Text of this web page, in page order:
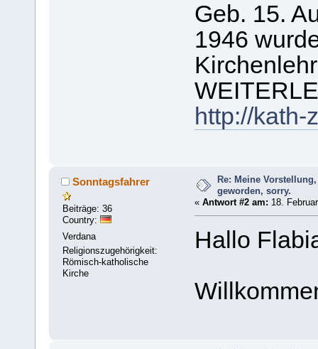
Geb. 15.
1946
http://kath-
Sonntagsfahrer
Beiträge: 36
Country:
Verdana
Religionszugehörigkeit:
Römisch-katholische
Kirche
Re: Meine
geworden, sorry.
« Antwort #2 am: 18.
Hallo